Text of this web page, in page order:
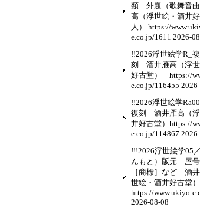
類 外題（歌舞音
高（浮世絵・酒井
人） https://
e.co.jp/1611 2026-
!!2026浮世絵学R_
刻 酒井雁高（浮
好古堂） https://
e.co.jp/116455
!!2026浮世絵学
復刻 酒井雁高（
井好古堂）https://
e.co.jp/114867
!!!2026浮世絵学05
んもと）版元 屋号
［商標］など 酒
世絵・酒井好古堂）
https://www.ukiyo-
2026-08-08